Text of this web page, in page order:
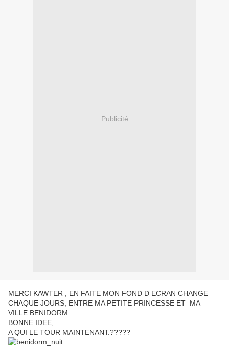
Publicité
MERCI KAWTER , EN FAITE MON FOND D ECRAN CHANGE
CHAQUE JOURS, ENTRE MA PETITE PRINCESSE ET MA
VILLE BENIDORM .......
BONNE IDEE,
A QUI LE TOUR MAINTENANT.?????